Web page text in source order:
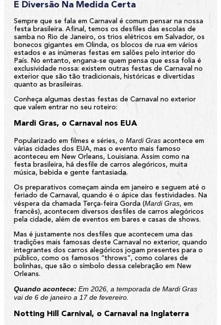
E Diversão Na Medida Certa
Sempre que se fala em Carnaval é comum pensar na nossa
festa brasileira. Afinal, temos os desfiles das escolas de
samba no Rio de Janeiro, os trios elétricos em Salvador, os
bonecos gigantes em Olinda, os blocos de rua em vários
estados e as inúmeras festas em salões pelo interior do
País. No entanto, engana-se quem pensa que essa folia é
exclusividade nossa: existem outras festas de Carnaval no
exterior que são tão tradicionais, históricas e divertidas
quanto as brasileiras.
Conheça algumas destas festas de Carnaval no exterior
que valem entrar no seu roteiro:
Mardi Gras, o Carnaval nos EUA
Popularizado em filmes e séries, o Mardi Gras acontece em
várias cidades dos EUA, mas o evento mais famoso
aconteceu em New Orleans, Louisiana. Assim como na
festa brasileira, há desfile de carros alegóricos, muita
música, bebida e gente fantasiada.
Os preparativos começam ainda em janeiro e seguem até o
feriado de Carnaval, quando é o ápice das festividades. Na
véspera da chamada Terça-feira Gorda (Mardi Gras, em
francês), acontecem diversos desfiles de carros alegóricos
pela cidade, além de eventos em bares e casas de shows.
Mas é justamente nos desfiles que acontecem uma das
tradições mais famosas deste Carnaval no exterior, quando
integrantes dos carros alegóricos jogam presentes para o
público, como os famosos “throws”, como colares de
bolinhas, que são o símbolo dessa celebração em New
Orleans.
Quando acontece: Em 2026, a temporada de Mardi Gras
vai de 6 de janeiro a 17 de fevereiro.
Notting Hill Carnival, o Carnaval na Inglaterra